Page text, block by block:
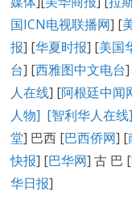
国ICN电视联播网] [
报] [华夏时报] [美国
台] [西雅图中文电台
人在线] [阿根廷中闻
人物] [智利华人在线]
堂] 巴西 [巴西侨网] [
快报] [巴华网] 古 巴 [
华日报]